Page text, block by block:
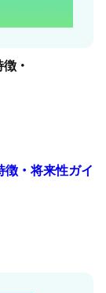
・
・将来性ガイ